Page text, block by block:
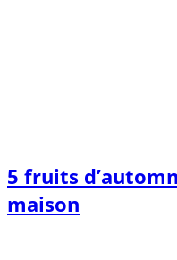
5 fruits
maison